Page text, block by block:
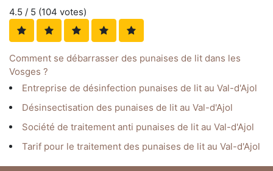
4.5 / 5 (104 votes)
Comment se débarrasser des punaises de lit dans les
Vosges ?
Entreprise de désinfection punaises de lit au Val-d'Ajol
Désinsectisation des punaises de lit au Val-d'Ajol
Société de traitement anti punaises de lit au Val-d'Ajol
Tarif pour le traitement des punaises de lit au Val-d'Ajol